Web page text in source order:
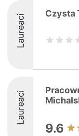
Laureaci Czysta
Laureaci
9.6